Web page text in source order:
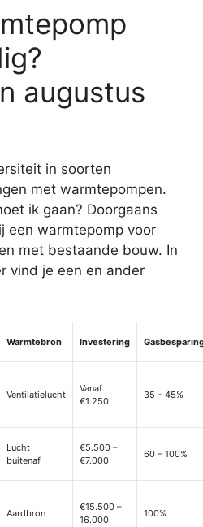
augustus
in soorten
met warmtepompen.
ik gaan? Doorgaans
een warmtepomp voor
met bestaande bouw. In
vind je een en ander
Warmtebron Investering
Ventilatielucht
Vanaf
€1.250
35 – 45%
Lucht
buitenaf
€5.500 –
€7.000
60 – 100%
Aardbron
€15.500 –
16.000
100%